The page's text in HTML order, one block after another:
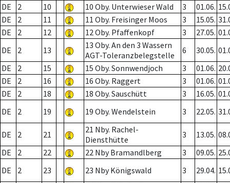
DE
2 10 10 Oby. Unterwieser Wald 3 01.06.
DE
2 11 11 Oby. Freisinger Moos 3 15.05.
DE
2 12 12 Oby. Pfaffenkopf 3 27.05.
DE
2 13
13 Oby. An den 3 Wassern
AGT-Toleranzbelegstelle
6 30.05.
DE
2 15 15 Oby. Sonnwendjoch 3 01.06.
DE
2 16 16 Oby. Raggert 3 01.06.
DE
2 18 18 Oby. Sauschütt 3 16.05.
DE
2 19 19 Oby. Wendelstein 3 22.05.
DE 2 21
21 Nby. Rachel-
Diensthütte
3 13.05.
DE
2 22 22 Nby Bramandlberg 3 09.05.
DE
2 23 23 Nby Königswald 3 29.04.